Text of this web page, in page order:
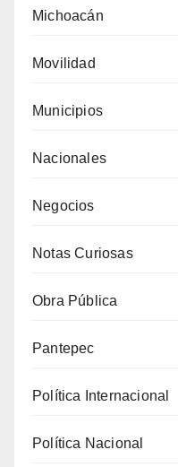
Michoacán
Movilidad
Municipios
Nacionales
Negocios
Notas Curiosas
Obra Pública
Pantepec
Política Internacional
Política Nacional